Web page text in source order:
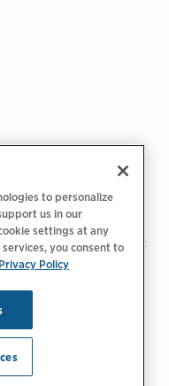
ochrany osobních
práva
to personalize
us in our
settings at any
you consent to
Privacy Policy